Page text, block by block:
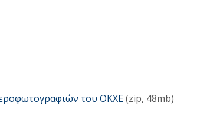
του ΟΚΧΕ(zip, 48mb)